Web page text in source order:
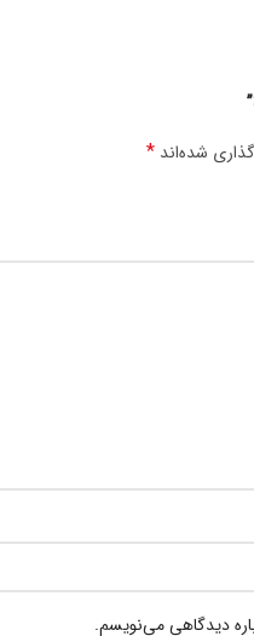
شده‌اند *
دیدگاهی می‌نویسم.